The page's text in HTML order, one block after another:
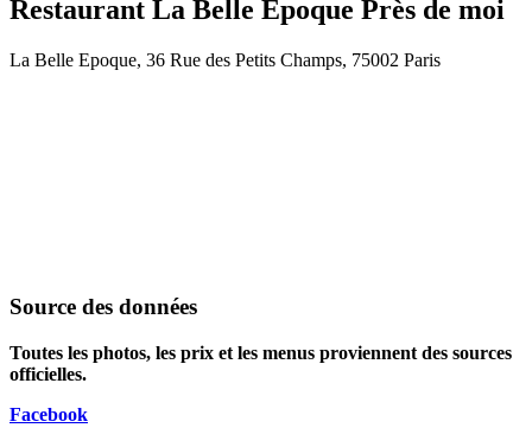
Restaurant La Belle Epoque Près de moi
La Belle Epoque, 36 Rue des Petits Champs, 75002 Paris
Source des données
Toutes les photos, les prix et les menus proviennent des sources
officielles.
Facebook